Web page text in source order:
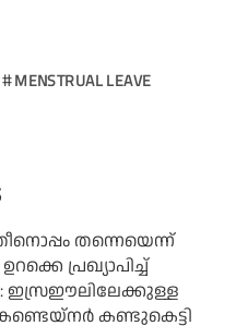
MENSTRUAL LEAVE
തന്നെയെന്ന്
പ്രഖ്യാപിച്ച്
ഇസ്രഈലിലേക്കുള്ള
കണ്ടുകെട്ടി